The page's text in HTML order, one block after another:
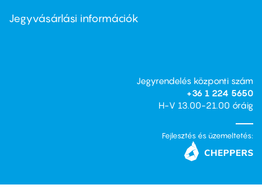
second
Jegyvásárlási információk
Jegyrendelés központi szám
+36 1 224 5650
H-V 13.00-21.00 óráig
Fejlesztés és üzemeltetés: